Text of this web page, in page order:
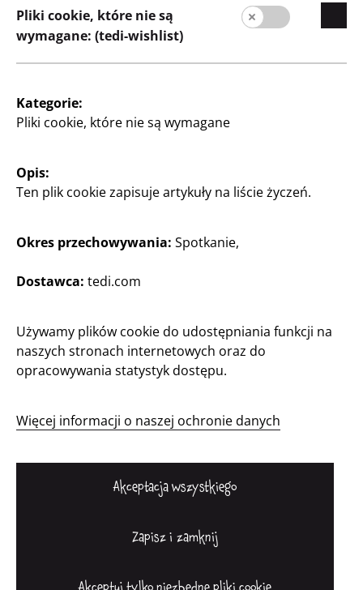
Strefa Klienta
Informacja dla klienta
Wyszukiwarka sklepów
Kontakt
Stopka redakcyjna
System informowania o nieprawidłowościach
Pliki cookie, które nie są
wymagane: (tedi-wishlist)
Kategorie:
Pliki cookie, które nie są wymagane
Opis:
Ten plik cookie zapisuje artykuły na liście życzeń.
Okres przechowywania: Spotkanie,
Dostawca: tedi.com
Używamy plików cookie do udostępniania funkcji na
naszych stronach internetowych oraz do
opracowywania statystyk dostępu.
Więcej informacji o naszej ochronie danych
Akceptacja wszystkiego
Zapisz i zamknij
Akceptuj tylko niezbędne pliki cookie